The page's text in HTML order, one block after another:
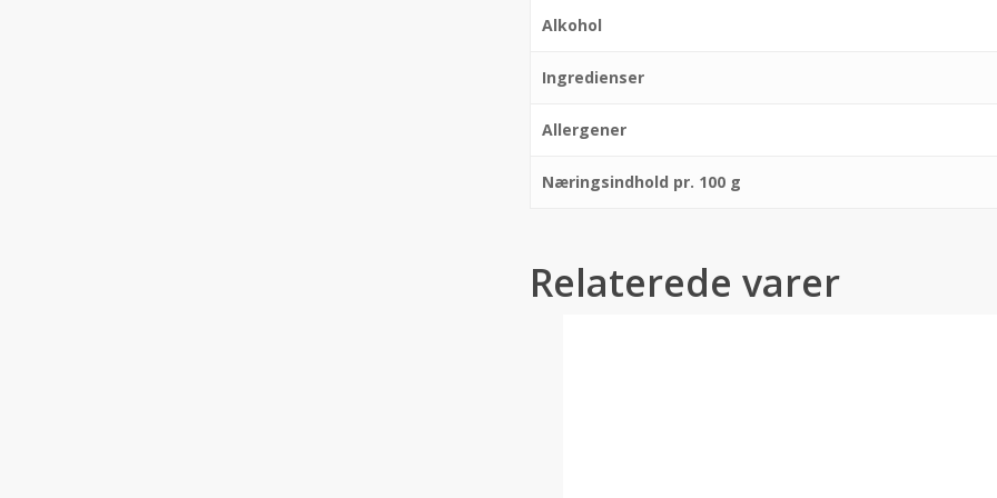
Alkohol
Ingredienser
Allergener
Næringsindhold pr. 100 g
Relaterede varer